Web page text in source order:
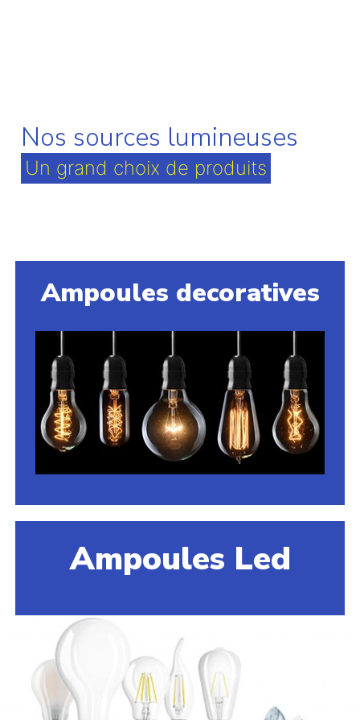
Nos sources lumineuses
Un grand choix de produits
Ampoules decoratives
Ampoules Led